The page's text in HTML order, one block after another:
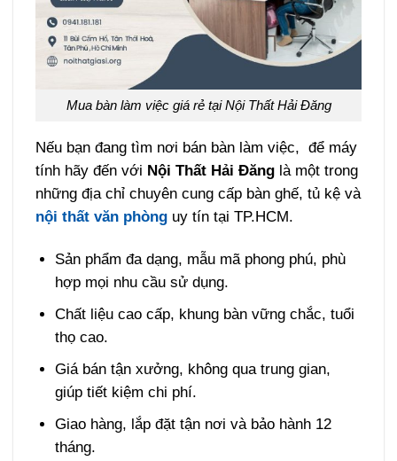
Mua bàn làm việc giá rẻ tại Nội Thất Hải Đăng
Nếu bạn đang tìm nơi bán bàn làm việc, để máy
tính hãy đến với Nội Thất Hải Đăng là một trong
những địa chỉ chuyên cung cấp bàn ghế, tủ kệ và
nội thất văn phòng uy tín tại TP.HCM.
Sản phẩm đa dạng, mẫu mã phong phú, phù
hợp mọi nhu cầu sử dụng.
Chất liệu cao cấp, khung bàn vững chắc, tuổi
thọ cao.
Giá bán tận xưởng, không qua trung gian,
giúp tiết kiệm chi phí.
Giao hàng, lắp đặt tận nơi và bảo hành 12
tháng.